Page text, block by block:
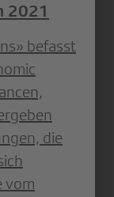
2021
befasst
die
vom